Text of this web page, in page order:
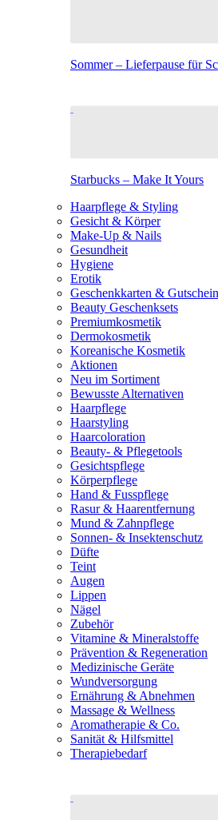
Sommer – Lieferpause für
Starbucks – Make It Yours
Haarpflege & Styling
Gesicht & Körper
Make-Up & Nails
Gesundheit
Hygiene
Erotik
Geschenkkarten &
Beauty Geschenksets
Premiumkosmetik
Dermokosmetik
Koreanische Kosmetik
Aktionen
Neu im Sortiment
Bewusste Alternativen
Haarpflege
Haarstyling
Haarcoloration
Beauty- & Pflegetools
Gesichtspflege
Körperpflege
Hand & Fusspflege
Rasur & Haarentfernung
Mund & Zahnpflege
Sonnen- & Insektenschutz
Düfte
Teint
Augen
Lippen
Nägel
Zubehör
Vitamine & Mineralstoffe
Prävention & Regeneration
Medizinische Geräte
Wundversorgung
Ernährung & Abnehmen
Massage & Wellness
Aromatherapie & Co.
Sanität & Hilfsmittel
Therapiebedarf